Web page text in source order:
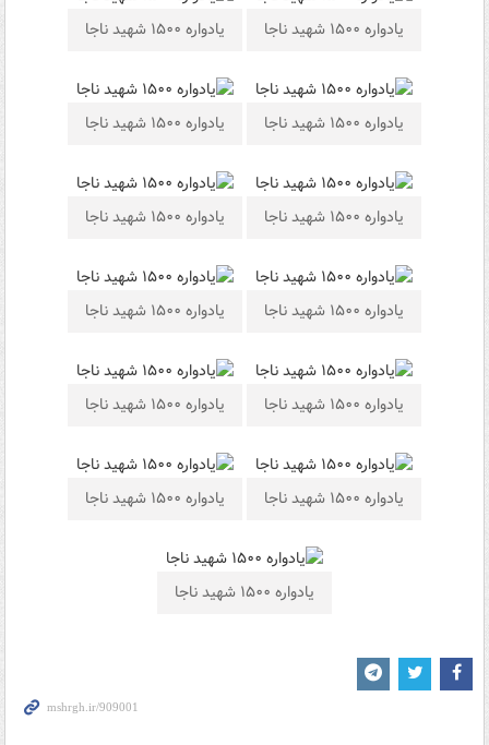
یادواره ۱۵۰۰ شهید ناجا یادواره ۱۵۰۰ شهید ناجا
یادواره ۱۵۰۰ شهید ناجا یادواره ۱۵۰۰ شهید ناجا
یادواره ۱۵۰۰ شهید ناجا یادواره ۱۵۰۰ شهید ناجا
یادواره ۱۵۰۰ شهید ناجا یادواره ۱۵۰۰ شهید ناجا
یادواره ۱۵۰۰ شهید ناجا یادواره ۱۵۰۰ شهید ناجا
یادواره ۱۵۰۰ شهید ناجا یادواره ۱۵۰۰ شهید ناجا
یادواره ۱۵۰۰ شهید ناجا